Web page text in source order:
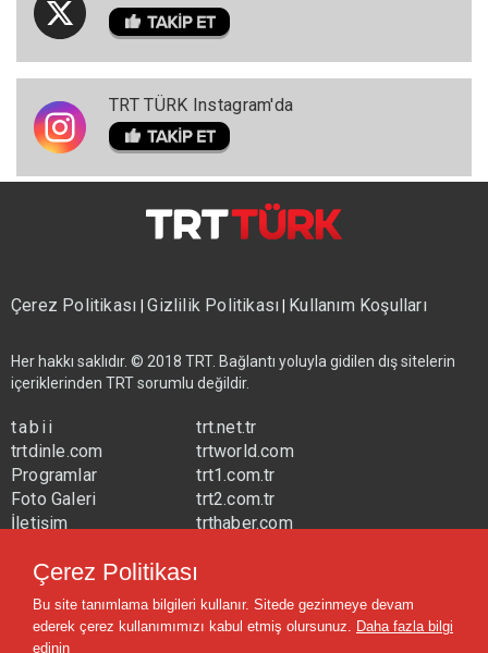
TRT TÜRK Instagram'da
Çerez Politikası|Gizlilik Politikası| Kullanım Koşulları
Her hakkı saklıdır. © 2018 TRT. Bağlantı yoluyla gidilen dış sitelerin
içeriklerinden TRT sorumlu değildir.
tabii
trtdinle.com
Programlar
Foto Galeri
İletişim
trt.net.tr
trtworld.com
trt1.com.tr
trt2.com.tr
trthaber.com
trtavaz.com.tr
trtmuzik.net.tr
trtcocuk.net.tr
Çerez Politikası
Bu site tanımlama bilgileri kullanır. Sitede gezinmeye devam
ederek çerez kullanımımızı kabul etmiş olursunuz. Daha fazla bilgi
edinin